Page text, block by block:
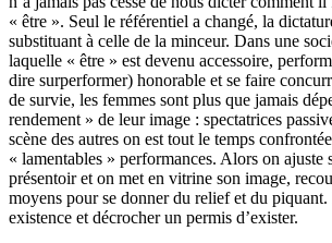
« être ». Seul le référentiel a changé, la
substituant à celle de la minceur. Dans une
laquelle « être » est devenu accessoire,
dire surperformer) honorable et se faire
de survie, les femmes sont plus que jamais
rendement » de leur image : spectatrices
scène des autres on est tout le temps
« lamentables » performances. Alors on ajuste
présentoir et on met en vitrine son image,
moyens pour se donner du relief et du
existence et décrocher un permis d’exister.